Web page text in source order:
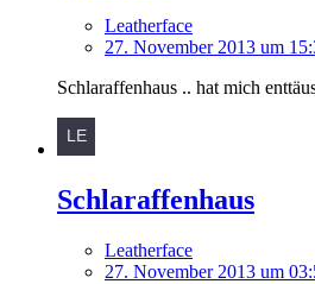
Leatherface
27. November 2013 um
Schlaraffenhaus .. hat mich
Schlaraffenhaus
Leatherface
27. November 2013 um